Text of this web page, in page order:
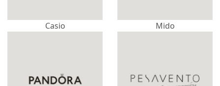
Casio Mido